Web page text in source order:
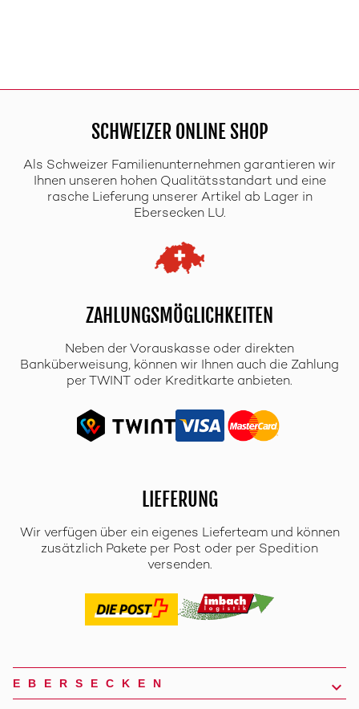
SCHWEIZER ONLINE SHOP
Als Schweizer Familienunternehmen garantieren wir
Ihnen unseren hohen Qualitätsstandart und eine
rasche Lieferung unserer Artikel ab Lager in
Ebersecken LU.
ZAHLUNGSMÖGLICHKEITEN
Neben der Vorauskasse oder direkten
Banküberweisung, können wir Ihnen auch die Zahlung
per TWINT oder Kreditkarte anbieten.
LIEFERUNG
Wir verfügen über ein eigenes Lieferteam und können
zusätzlich Pakete per Post oder per Spedition
versenden.
EBERSECKEN